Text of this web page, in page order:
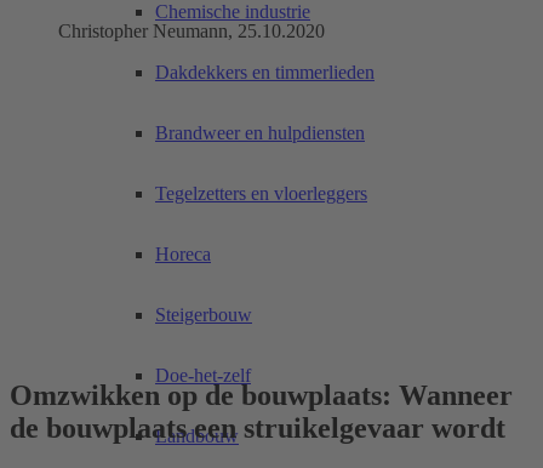
Chemische industrie
Dakdekkers en timmerlieden
Brandweer en hulpdiensten
Tegelzetters en vloerleggers
Horeca
Steigerbouw
Doe-het-zelf
Landbouw
Christopher Neumann, 25.10.2020
Omzwikken op de bouwplaats: Wanneer
de bouwplaats een struikelgevaar wordt